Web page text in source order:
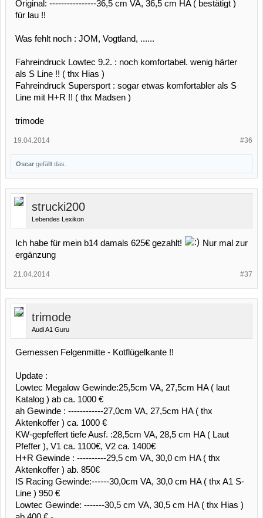
Original: ----------------36,5 cm VA, 36,5 cm HA ( bestätigt )
für lau !!
Was fehlt noch : JOM, Vogtland, ......
Fahreindruck Lowtec 9.2. : noch komfortabel. wenig härter
als S Line !! ( thx Hias )
Fahreindruck Supersport : sogar etwas komfortabler als S
Line mit H+R !! ( thx Madsen )
trimode
#36
19.04.2014
Oscar gefällt das.
strucki200
Lebendes Lexikon
Ich habe für mein b14 damals 625€ gezahlt!
Nur mal zur
ergänzung
#37
21.04.2014
trimode
Audi A1 Guru
Gemessen Felgenmitte - Kotflügelkante !!
Update :
Lowtec Megalow Gewinde:25,5cm VA, 27,5cm HA ( laut
Katalog ) ab ca. 1000 €
ah Gewinde : ------------27,0cm VA, 27,5cm HA ( thx
Aktenkoffer ) ca. 1000 €
KW-gepfeffert tiefe Ausf. :28,5cm VA, 28,5 cm HA ( Laut
Pfeffer ), V1 ca. 1100€, V2 ca. 1400€
H+R Gewinde : ----------29,5 cm VA, 30,0 cm HA ( thx
Aktenkoffer ) ab. 850€
IS Racing Gewinde:------30,0cm VA, 30,0 cm HA ( thx A1 S-
Line ) 950 €
Lowtec Gewinde: -------30,5 cm VA, 30,5 cm HA ( thx Hias )